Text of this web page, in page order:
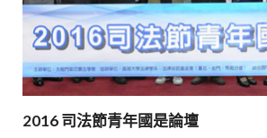
2016 司法節青年國是論壇